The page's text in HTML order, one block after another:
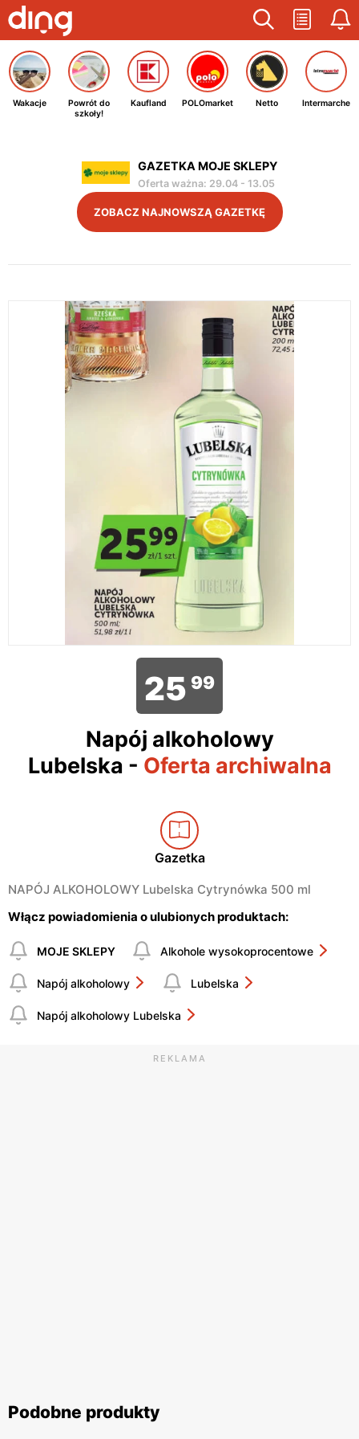
Wakacje
Powrót do
szkoły!
Kaufland POLOmarket Netto Intermarche
GAZETKA MOJE SKLEPY
Oferta ważna: 29.04 - 13.05
ZOBACZ NAJNOWSZĄ GAZETKĘ
25 99
Napój alkoholowy
Lubelska - Oferta archiwalna
Gazetka
NAPÓJ ALKOHOLOWY Lubelska Cytrynówka 500 ml
Włącz powiadomienia o ulubionych produktach:
MOJE SKLEPY Alkohole wysokoprocentowe
Napój alkoholowy Lubelska
Napój alkoholowy Lubelska
REKLAMA
Podobne produkty